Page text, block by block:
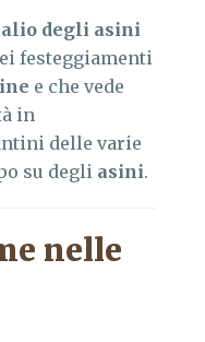
degli asini
festeggiamenti
e che vede
in
delle varie
su degli asini.
nelle